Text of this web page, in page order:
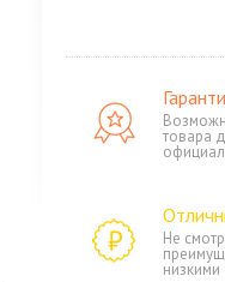
товара
Не
низкими